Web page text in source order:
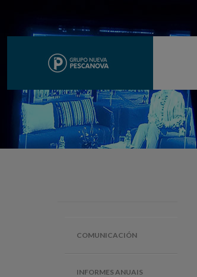
COMUNICACIÓN
INFORMES ANUAIS